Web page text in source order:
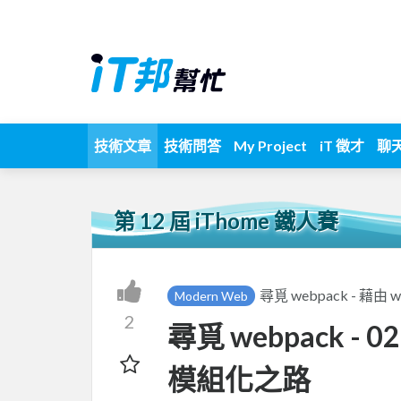
技術文章 技術問答 My Project iT 徵才 聊
第 12 屆 iThome 鐵人賽
2
Modern Web 尋覓 webpack - 藉由
尋覓 webpack -
模組化之路